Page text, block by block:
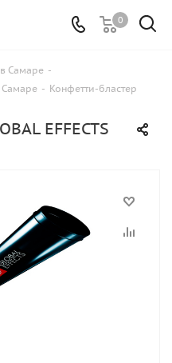
0
Самаре -
Самаре - Конфетти-бластер
EFFECTS